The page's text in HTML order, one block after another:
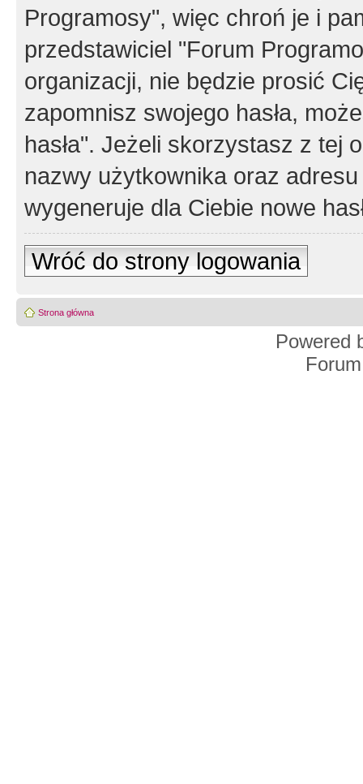
Programosy", więc chroń je i
przedstawiciel "Forum
organizacji, nie będzie prosić
zapomnisz swojego hasła,
hasła". Jeżeli skorzystasz z tej
nazwy użytkownika oraz
wygeneruje dla Ciebie nowe
Wróć do strony logowania
Strona główna
Powered